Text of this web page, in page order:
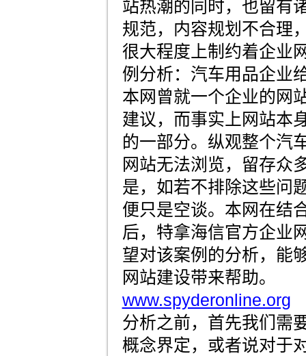
站热潮的同时，也留有
规范，内容规划不合理
很大程度上制约着企业
例分析：汽车用品企业
本网曾就一个企业的网
建议，而事实上网站本
的一部分。纵观整个汽
网站无法浏览，留存众
是，如若不排除这些问
便只是空谈。本网在结
后，特拿海信官方企业
望对该案例的分析，能
网站建设带来帮助。
www.spyderonline.org
分析之前，首先我们需
概念界定，或者说对于